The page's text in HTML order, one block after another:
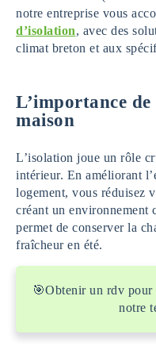
notre entreprise vous
d’isolation, avec des
climat breton et aux
L’importance
maison
L’isolation joue un rôle
intérieur. En améliorant
logement, vous réduisez
créant un environnement
permet de conserver la
fraîcheur en été.
🎯Obtenir un rdv
notre